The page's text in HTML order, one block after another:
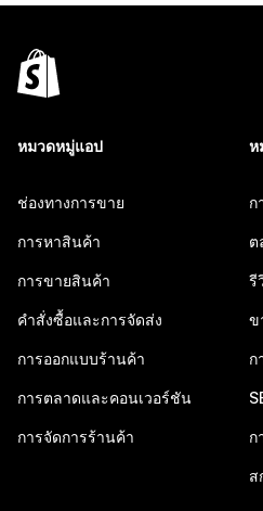
หมวดหมู่แอป
ช่องทางการขาย
การหาสินค้า
การขายสินค้า
คำสั่งซื้อและการจัดส่ง
การออกแบบร้านค้า
การตลาดและคอนเวอร์ชัน
การจัดการร้านค้า
ห
ก
ต
รี
ข
ก
ก
ส